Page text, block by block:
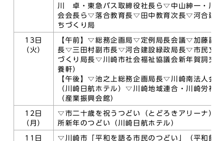
川 卓・東急バス取締役社長ら▽中山紳一・川
会会長ら▽落合教育長▽田中教育次長▽河合
ちづくり局
13日
（火）
【午前】▽総務企画局▽定例局長会議▽加藤
長▽三田村副市長▽河合建設緑政局長▽市民
づくり局長▽川崎市社会福祉協議会新年賀詞
養軒）
【午後】▽池之上総務企画局長▽川崎南法人
（川崎日航ホテル）▽川崎地域連合・川崎労
（産業振興会館）
12日
（月）
▽市二十歳を祝うつどい（とどろきアリーナ
所新年のつどい（川崎日航ホテル）
11日 ▽川崎市「平和を語る市民のつどい」（平和